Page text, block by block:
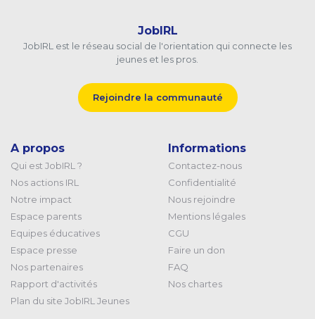
JobIRL
JobIRL est le réseau social de l'orientation qui connecte les
jeunes et les pros.
Rejoindre la communauté
A propos
Qui est JobIRL ?
Nos actions IRL
Notre impact
Espace parents
Equipes éducatives
Espace presse
Nos partenaires
Rapport d'activités
Plan du site JobIRL Jeunes
Informations
Contactez-nous
Confidentialité
Nous rejoindre
Mentions légales
CGU
Faire un don
FAQ
Nos chartes